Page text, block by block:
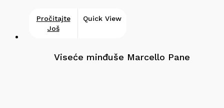
Pročitajte
Još
Quick View
Viseće minđuše Marcello Pane